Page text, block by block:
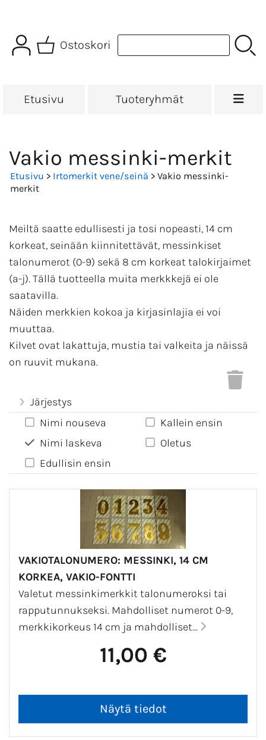
Ostoskori
Etusivu Tuoteryhmät
Vakio messinki-merkit
Etusivu > Irtomerkit vene/seinä > Vakio messinki-
merkit
Meiltä saatte edullisesti ja tosi nopeasti, 14 cm
korkeat, seinään kiinnitettävät, messinkiset
talonumerot (0-9) sekä 8 cm korkeat talokirjaimet
(a-j). Tällä tuotteella muita merkkkejä ei ole
saatavilla.
Näiden merkkien kokoa ja kirjasinlajia ei voi
muuttaa.
Kilvet ovat lakattuja, mustia tai valkeita ja näissä
on ruuvit mukana.
Tuotteet ovat varastossamme, joten voimme
lähettää ne heti, kun maksu näkyy tilillämme tai
verkkomaksuissa. Usein tuotteet ovat jo
seuraavana päivänä asiakkaan postissa.
kappaleesta. Maximi-alennus on 20%.
'Irtomerkit vesisuihkulla'kohdasta saat ihan
millaisia metallisia merkkejä tahansa.
Järjestys
Nimi nouseva
Nimi laskeva
Edullisin ensin
Kallein ensin
Oletus
VAKIOTALONUMERO: MESSINKI, 14 CM
KORKEA, VAKIO-FONTTI
Valetut messinkimerkkit talonumeroksi tai
rapputunnukseksi. Mahdolliset numerot 0-9,
merkkikorkeus 14 cm ja mahdolliset...
11,00 €